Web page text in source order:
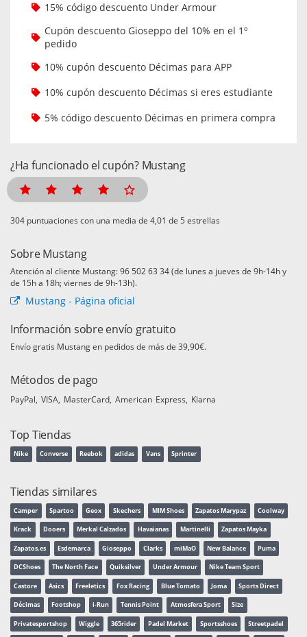
15% código descuento Under Armour
Cupón descuento Gioseppo del 10% en el 1º
pedido
10% cupón descuento Décimas para APP
10% cupón descuento Décimas si eres estudiante
5% código descuento Décimas en primera compra
¿Ha funcionado el cupón? Mustang
puntuaciones con una media de de 5 estrellas
Sobre Mustang
Atención al cliente Mustang: 96 502 63 34 (de lunes a jueves de 9h-14h y
de 15h a 18h; viernes de 9h-13h).
Mustang - Página oficial
Información sobre envío gratuito
Envío gratis Mustang en pedidos de más de 39,90€.
Métodos de pago
PayPal VISA MasterCard American Express Klarna
Top Tiendas
Nike Converse Reebok adidas Vans Sprinter
Tiendas similares
Camper Spartoo Geox Skechers MIM Shoes Zapatos Marypaz Coolway
Krack Dooers Merkal Calzados Havaianas Martinelli Zapatos Mayka
Zapatos.es Esdemarca Gioseppo Clarks miMaO New Balance Puma
DCShoes The North Face Quiksilver Under Armour Nike Team Sport
Castore Asics Freeletics Fox Racing Blue Tomato Joma Sports Direct
Décimas Footshop i-Run Tennis Point Atmosfera Sport Size
Privatesportshop Wiggle 365rider Padel Market Sportsshoes Streetpadel